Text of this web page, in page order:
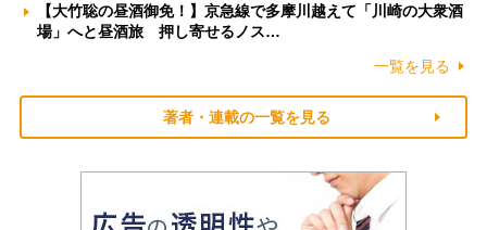
【大竹聡の昼酒御免！】京急線で多摩川越えて「川崎の大衆酒
場」へと昼酒旅 押し寄せるノス…
一覧を見る
著者・連載の一覧を見る